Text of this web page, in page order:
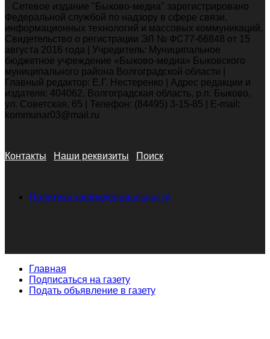
Сетевое издание "Быково-медиа" зарегистрировано
Федеральной службой по надзору в сфере связи,
информационных технологий и массовых коммуникаций.
Свидетельство о регистрации ЭЛ № ФС77-66848 от 15
августа 2016 года | Учредитель: Муниципальное
бюджетное учреждение «Быково-медиа» Быковского
муниципального района Волгоградской области |
Главный редактор: Е.Г. Нестеренко | Адрес редакции и
издателя: 404062, Волгоградская область, р.п. Быково,
ул. Советская, 65 | Телефон: (84495) 3-15-85 | E-mail:
kommunar03@mail.ru
Контакты Наши реквизиты Поиск
Политика конфиденциальности
Главная
Подписаться на газету
Подать объявление в газету